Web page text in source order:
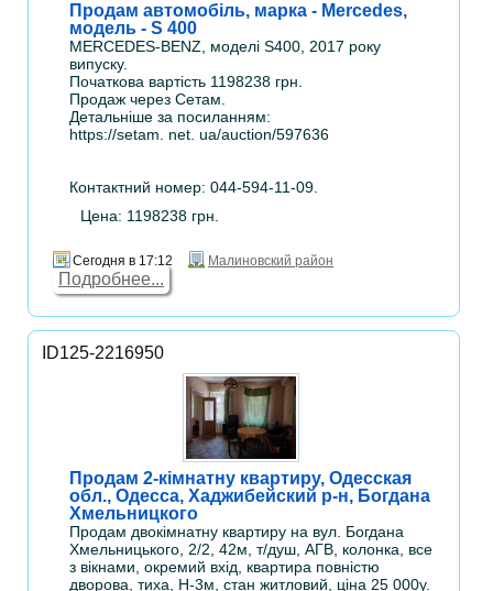
Продам автомобіль, марка - Mercedes,
модель - S 400
MERCEDES-BENZ, моделі S400, 2017 року
випуску.
Початкова вартість 1198238 грн.
Продаж через Сетам.
Детальніше за посиланням:
https://setam. net. ua/auction/597636
Контактний номер: 044-594-11-09.
Цена: 1198238 грн.
Сегодня в 17:12 Малиновский район
Подробнее...
ID125-2216950
Продам 2-кімнатну квартиру, Одесская
обл., Одесса, Хаджибейский р-н, Богдана
Хмельницкого
Продам двокімнатну квартиру на вул. Богдана
Хмельницького, 2/2, 42м, т/душ, АГВ, колонка, все
з вікнами, окремий вхід, квартира повністю
дворова, тиха, Н-3м, стан житловий, ціна 25 000у.